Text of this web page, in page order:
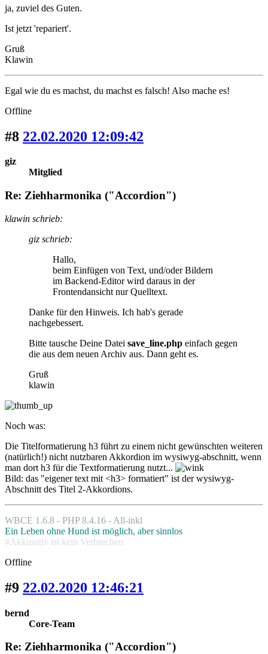
ja, zuviel des Guten.
Ist jetzt 'repariert'.
Gruß
Klawin
Egal wie du es machst, du machst es falsch! Also mache es!
Offline
#8 22.02.2020 12:09:42
giz
Mitglied
Re: Ziehharmonika ("Accordion")
klawin schrieb:
giz schrieb:
Hallo,
beim Einfügen von Text, und/oder Bildern
im Backend-Editor wird daraus in der
Frontendansicht nur Quelltext.
Danke für den Hinweis. Ich hab's gerade
nachgebessert.
Bitte tausche Deine Datei save_line.php einfach gegen
die aus dem neuen Archiv aus. Dann geht es.
Gruß
klawin
Noch was:
Die Titelformatierung h3 führt zu einem nicht gewünschten weiteren
(natürlich!) nicht nutzbaren Akkordion im wysiwyg-abschnitt, wenn
man dort h3 für die Textformatierung nutzt...
Bild: das "eigener text mit <h3> formatiert" ist der wysiwyg-
Abschnitt des Titel 2-Akkordions.
WBCE 1.6.8 - PHP 8.4.16 - All-inkl
Ein Leben ohne Hund ist möglich, aber sinnlos
#Akkusativ ist kein Verbrechen
Offline
#9 22.02.2020 12:46:21
bernd
Core-Team
Re: Ziehharmonika ("Accordion")